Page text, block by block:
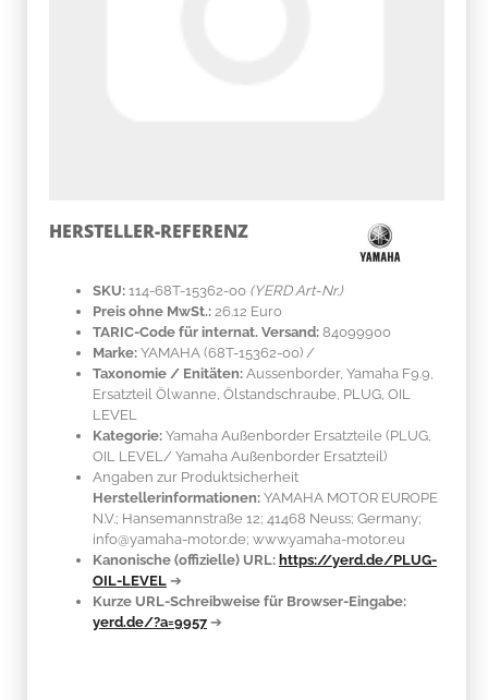
HERSTELLER-REFERENZ
SKU: 114-68T-15362-00 (YERD Art-Nr.)
Preis ohne MwSt.: 26.12 Euro
TARIC-Code für internat. Versand: 84099900
Marke: YAMAHA (68T-15362-00) /
Taxonomie / Enitäten: Aussenborder, Yamaha F9.9,
Ersatzteil Ölwanne, Ölstandschraube, PLUG, OIL
LEVEL
Kategorie: Yamaha Außenborder Ersatzteile (PLUG,
OIL LEVEL/ Yamaha Außenborder Ersatzteil)
Angaben zur Produktsicherheit
Herstellerinformationen: YAMAHA MOTOR EUROPE
N.V.; Hansemannstraße 12; 41468 Neuss; Germany;
info@yamaha-motor.de; www.yamaha-motor.eu
Kanonische (offizielle) URL: https://yerd.de/PLUG-
OIL-LEVEL ➔
Kurze URL-Schreibweise für Browser-Eingabe:
yerd.de/?a=9957 ➔